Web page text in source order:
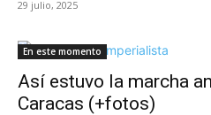
29 julio, 2025
En este momento
Así estuvo la marcha
Caracas (+fotos)